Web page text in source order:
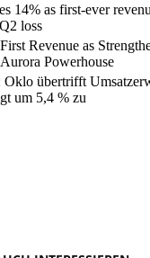
14% as first-ever
loss
Revenue as
Powerhouse
Oklo übertrifft
um 5,4 % zu